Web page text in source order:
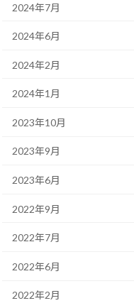
2024年7月
2024年6月
2024年2月
2024年1月
2023年10月
2023年9月
2023年6月
2022年9月
2022年7月
2022年6月
2022年2月